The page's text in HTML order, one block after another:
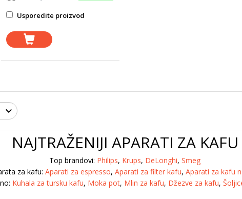
Usporedite proizvod
NAJTRAŽENIJI APARATI ZA KAFU
Top brandovi: Philips, Krups, DeLonghi, Smeg
za kafu: Aparati za espresso, Aparati za filter kafu, Aparati za kafu
Kuhala za tursku kafu, Moka pot, Mlin za kafu, Džezve za kafu,